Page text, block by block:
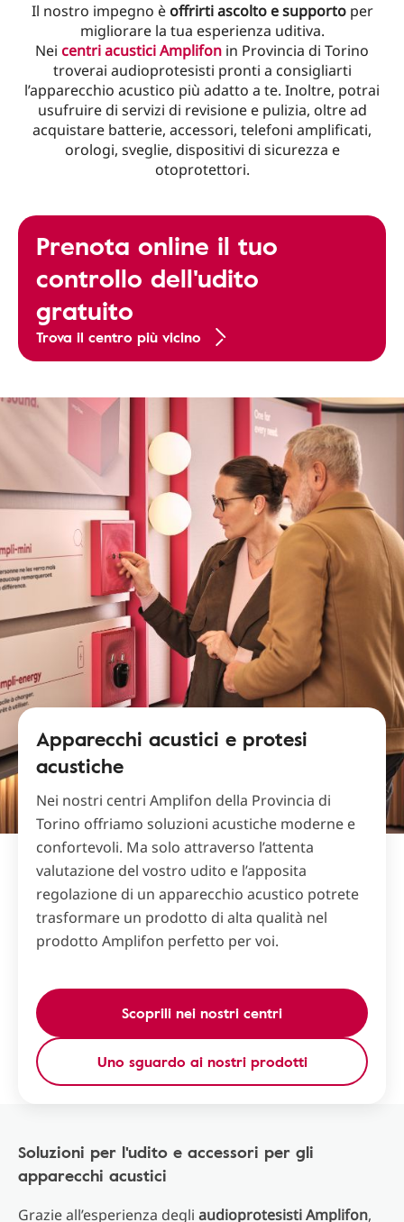
Il nostro impegno è offrirti ascolto e supportoper
migliorare la tua esperienza uditiva.
Nei centri acustici Amplifon in Provincia di Torino
troverai audioprotesisti pronti a consigliarti
l’apparecchio acustico più adatto a te. Inoltre, potrai
usufruire di servizi di revisione e pulizia, oltre ad
acquistare batterie, accessori, telefoni amplificati,
orologi, sveglie, dispositivi di sicurezza e
otoprotettori.
Prenota online il tuo
controllo dell'udito
gratuito
Trova il centro più vicino
Apparecchi acustici e protesi
acustiche
Nei nostri centri Amplifon della Provincia di
Torino offriamo soluzioni acustiche moderne e
confortevoli. Ma solo attraverso l’attenta
valutazione del vostro udito e l’apposita
regolazione di un apparecchio acustico potrete
trasformare un prodotto di alta qualità nel
prodotto Amplifon perfetto per voi.
Scoprili nei nostri centri
Uno sguardo ai nostri prodotti
Soluzioni per l'udito e accessori per gli
apparecchi acustici
Grazie all’esperienza degli audioprotesisti Amplifon,